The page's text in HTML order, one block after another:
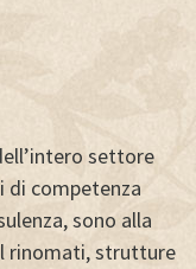
settore
di competenza
sono alla
rinomati, strutture